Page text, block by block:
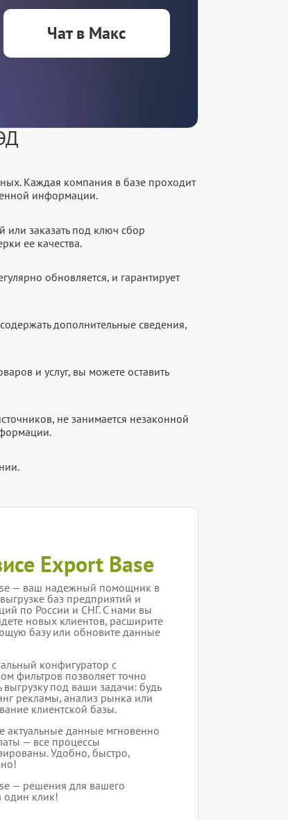
Чат в Макс
Каждая компания в базе проходит
информации.
или заказать под ключ сбор
ее качества.
обновляется, и гарантирует
дополнительные сведения,
и услуг, вы можете оставить
не занимается незаконной
Export Base
— ваш надежный помощник в
баз предприятий и
по России и СНГ. С нами вы
новых клиентов, расширите
базу или обновите данные
конфигуратор с
фильтров позволяет точно
выгрузку под ваши задачи: будь
рекламы, анализ рынка или
клиентской базы.
актуальные данные мгновенно
— все процессы
Удобно, быстро,
— решения для вашего
один клик!